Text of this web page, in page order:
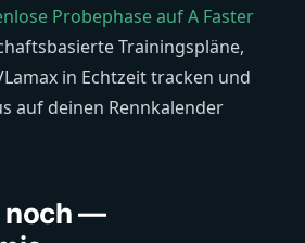
Probephase auf A Faster
Trainingspläne,
in Echtzeit tracken und
auf deinen Rennkalender
noch —